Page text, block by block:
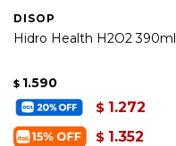
DISOP
Hidro Health H2O2 390ml
$ 1.590
$ 1.272
$ 1.352